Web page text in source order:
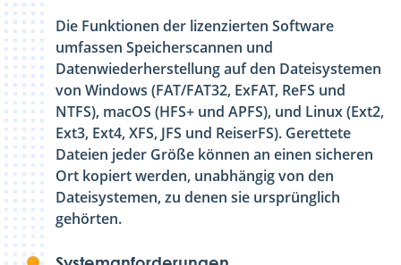
Die Funktionen der lizenzierten Software
umfassen Speicherscannen und
Datenwiederherstellung auf den Dateisystemen
von Windows (FAT/FAT32, ExFAT, ReFS und
NTFS), macOS (HFS+ und APFS), und Linux (Ext2,
Ext3, Ext4, XFS, JFS und ReiserFS). Gerettete
Dateien jeder Größe können an einen sicheren
Ort kopiert werden, unabhängig von den
Dateisystemen, zu denen sie ursprünglich
gehörten.